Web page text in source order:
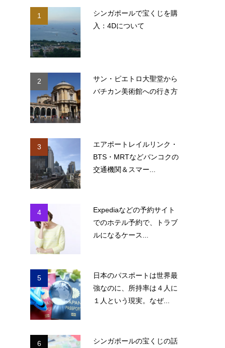
1
シンガポールで宝くじを購
入：4Dについて
2
サン・ピエトロ大聖堂から
バチカン美術館への行き方
3
エアポートレイルリンク・
BTS・MRTなどバンコクの
交通機関＆スマー...
4
Expediaなどの予約サイト
でのホテル予約で、トラブ
ルになるケース...
5
日本のパスポートは世界最
強なのに、所持率は４人に
１人という現実。なぜ...
6 シンガポールの宝くじの話